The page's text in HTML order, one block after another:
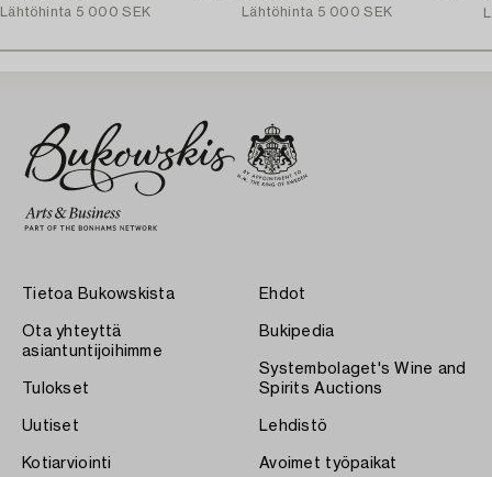
Lähtöhinta 5 000 SEK
Lähtöhinta 5 000 SEK
Tietoa Bukowskista
Ota yhteyttä
asiantuntijoihimme
Tulokset
Uutiset
Kotiarviointi
Ehdot
Bukipedia
Systembolaget's Wine and
Spirits Auctions
Lehdistö
Avoimet työpaikat